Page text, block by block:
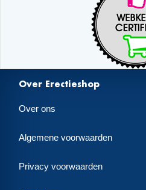
Over Erectieshop
Over ons
Algemene voorwaarden
Privacy voorwaarden